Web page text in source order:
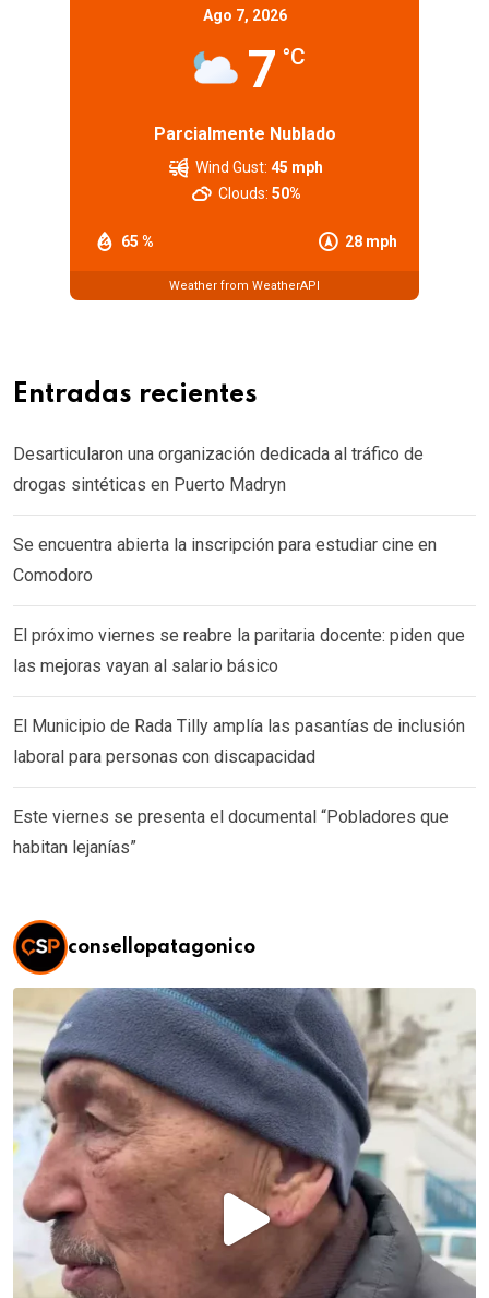
Ago 7, 2026
7 °C
Parcialmente Nublado
65 % 28 mph
Wind Gust: 45 mph
Clouds: 50%
Weather from WeatherAPI
Entradas recientes
Desarticularon una organización dedicada al tráfico de
drogas sintéticas en Puerto Madryn
Se encuentra abierta la inscripción para estudiar cine en
Comodoro
El próximo viernes se reabre la paritaria docente: piden que
las mejoras vayan al salario básico
El Municipio de Rada Tilly amplía las pasantías de inclusión
laboral para personas con discapacidad
Este viernes se presenta el documental “Pobladores que
habitan lejanías”
consellopatagonico